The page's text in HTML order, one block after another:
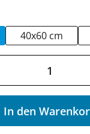
40x60 cm
Gib
In den